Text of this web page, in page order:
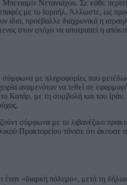
Νετανιάχου. Σε κάθε
επαφές με το Ισραήλ. Άλλωστε, ως
προέβαλλε διαχρονικά η
στον στόχο να αποτραπεί η
με πληροφορίες που
αναμενόταν να τεθεί σε
Κατάρ, με τη συμβολή και του
σύμφωνα με το λιβανέζικο
Πρακτορείου τόνισε ότι άκουσε
έναν «διαρκή πόλεμο», μετά τη